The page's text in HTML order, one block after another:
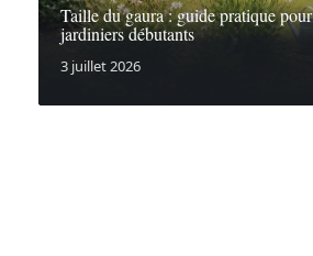
Taille du gaura : guide pratique pour
jardiniers débutants
3 juillet 2026